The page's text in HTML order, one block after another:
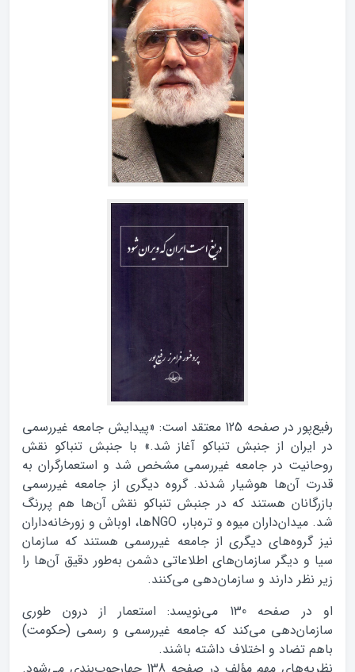
رفیع‌پور در صفحه 125 معتقد است: «پیدایش جامعه غیررسمی
در ایران از جنبش تنباکو آغاز شد.» با جنبش تنباکو نقش
روحانیت در جامعه غیررسمی مشخص شد و استعمارگران به
قدرت آن‌ها هوشیار شدند. گروه دیگری از جامعه غیررسمی
بازرگانان هستند که در جنبش تنباکو نقش آن‌ها هم پررنگ
شد. میدان‌داران میوه و تره‌بار، NGO‌ها، اوباش و زورخانه‌داران
نیز گروه‌های دیگری از جامعه غیررسمی هستند که سازمان
سیا و دیگر سازمان‌های اطلاعاتی دشمن به‌طور دقیق آن‌ها را
زیر نظر دارند و سازمان‌دهی می‌کنند.
او در صفحه 130 می‌نویسد: استعمار از درون طوری
سازمان‌دهی می‌کند که جامعه غیررسمی و رسمی (حکومت)
باهم تضاد و اختلاف داشته باشند.